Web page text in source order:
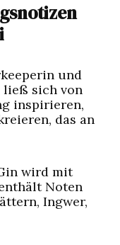
und
ließ sich von
inspirieren,
das an
wird mit
Noten
Ingwer,